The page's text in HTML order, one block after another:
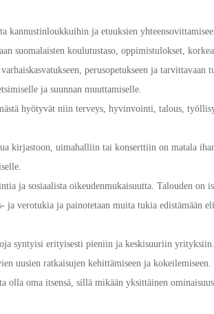
kannustinloukkuihin ja etuuksien
suomalaisten koulutustaso, oppimistulokset,
perusopetukseen ja tarvittavaan
ja suunnan muuttamiselle.
hyötyvät niin terveys, hyvinvointi, talous,
kirjastoon, uimahalliin tai konserttiin on matala
ja sosiaalista oikeudenmukaisuutta. Talouden on
verotukia ja painotetaan muita tukia edistämään
syntyisi erityisesti pieniin ja keskisuuriin
uusien ratkaisujen kehittämiseen ja kokeilemiseen.
olla oma itsensä, sillä mikään yksittäinen